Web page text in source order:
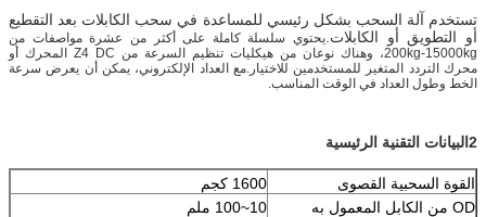
تستخدم آلة السحب بشكل رئيسي للمساعدة في سحب الكابلات بعد التقطيع
أو التطويق أو الكابلات. يحتوي سلسلة كاملة على أكثر من عشرة مواصفات من
200kg-15000kg، وهناك نوعان من هيكليات تنظيم السرعة من Z4 DC المحرك أو
محرك التردد المتغير للمستخدمين للاختيار.مع العداد الإلكتروني، يمكن أن يعرض سرعة
الخط وطول العداد في الوقت المناسب.
2البيانات التقنية الرئيسية
القوة السحبية القصوى
1600 كجم
OD من الكابل المعمول به
10~100 ملم